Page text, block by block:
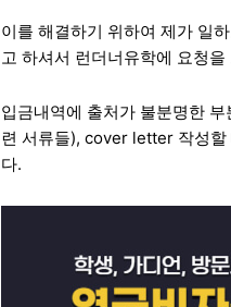
이를 해결하기 위하여 제가 일
고 하셔서 런더너유학에 요청
입금내역에 출처가 불분명한
련 서류들), cover letter 작성할
다.